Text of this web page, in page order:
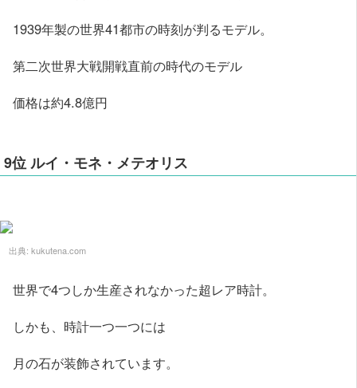
1939年製の世界41都市の時刻が判るモデル。
第二次世界大戦開戦直前の時代のモデル
価格は約4.8億円
9位 ルイ・モネ・メテオリス
出典: kukutena.com
世界で4つしか生産されなかった超レア時計。
しかも、時計一つ一つには
月の石が装飾されています。